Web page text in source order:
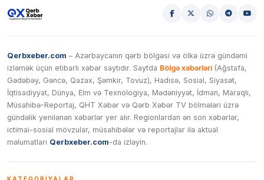
Qerbxeber.com – Azərbaycanın qərb bölgəsi və ölkə üzrə gündəmi
izləmək üçün etibarlı xəbər saytıdır. Saytda Bölgə xəbərləri (Ağstafa,
Gədəbəy, Gəncə, Qazax, Şəmkir, Tovuz), Hadisə, Sosial, Siyasət,
İqtisadiyyat, Dünya, Elm və Texnologiya, Mədəniyyət, İdman, Maraqlı,
Müsahibə-Reportaj, QHT Xəbər və Qərb Xəbər TV bölmələri üzrə
gündəlik yenilənən xəbərlər yer alır. Regionlardan ən son xəbərlər,
ictimai-sosial mövzular, müsahibələr və reportajlar ilə aktual
məlumatları Qerbxeber.com-da izləyin.
KATEQORIYALAR